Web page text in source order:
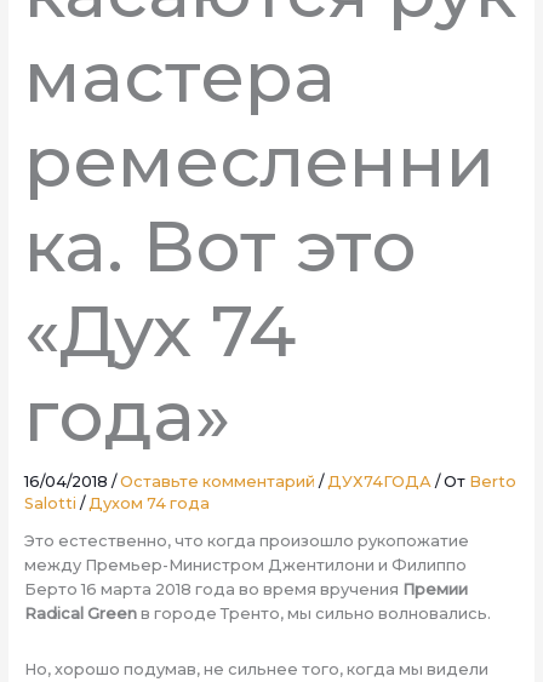
мастера
ремесленни
ка. Вот это
«Дух 74
года»
16/04/2018 /Оставьте комментарий / ДУХ74ГОДА / От Berto
Salotti / Духом 74 года
Это естественно, что когда произошло рукопожатие
между Премьер-Министром Джентилони и Филиппо
Берто 16 марта 2018 года во время вручения Премии
Radical Greenв городе Тренто, мы сильно волновались.
Но, хорошо подумав, не сильнее того, когда мы видели